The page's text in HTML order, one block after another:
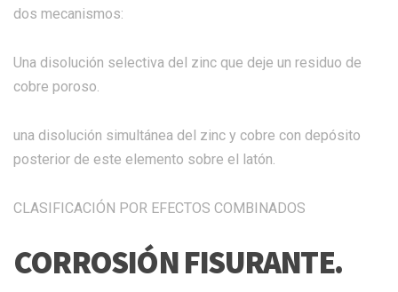
dos mecanismos:
Una disolución selectiva del zinc que deje un residuo de
cobre poroso.
una disolución simultánea del zinc y cobre con depósito
posterior de este elemento sobre el latón.
CLASIFICACIÓN POR EFECTOS COMBINADOS
CORROSIÓN FISURANTE.